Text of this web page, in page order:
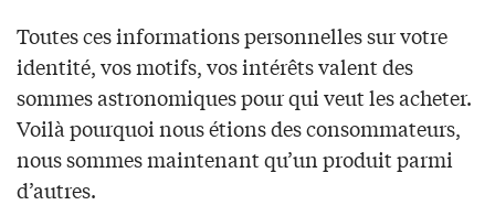
Toutes ces informations personnelles sur votre
identité, vos motifs, vos intérêts valent des
sommes astronomiques pour qui veut les acheter.
Voilà pourquoi nous étions des consommateurs,
nous sommes maintenant qu’un produit parmi
d’autres.